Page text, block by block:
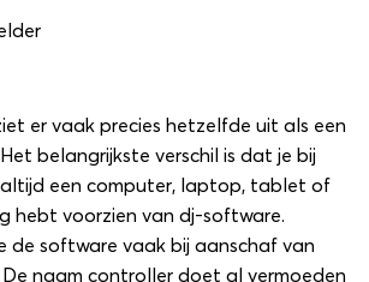
er vaak precies hetzelfde uit als een
belangrijkste verschil is dat je bij
een computer, laptop, tablet of
hebt voorzien van dj-software.
de software vaak bij aanschaf van
naam controller doet al vermoeden